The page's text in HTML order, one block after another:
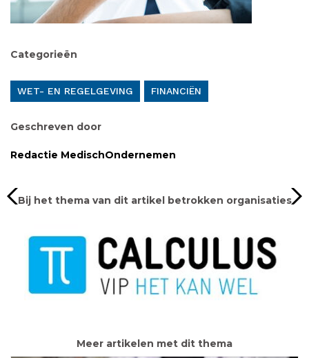
Categorieën
WET- EN REGELGEVING FINANCIËN
Geschreven door
Redactie MedischOndernemen
Bij het thema van dit artikel betrokken organisaties
Meer artikelen met dit thema